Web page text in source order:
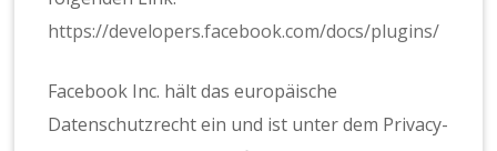
https://developers.facebook.com/docs/plugins/
Facebook Inc. hält das europäische
Datenschutzrecht ein und ist unter dem Privacy-